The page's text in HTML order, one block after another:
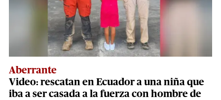
Aberrante
Video: rescatan en Ecuador a una niña que
iba a ser casada a la fuerza con hombre de